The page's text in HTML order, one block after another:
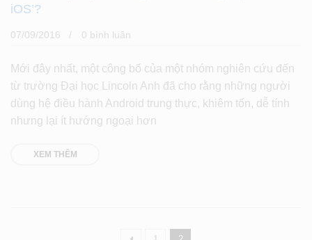
iOS’?
07/09/2016 0 bình luân
Mới đây nhất, một công bố của một nhóm nghiên cứu đến
từ trường Đại học Lincoln Anh đã cho rằng những người
dùng hệ điều hành Android trung thực, khiêm tốn, dễ tính
nhưng lại ít hướng ngoại hơn
XEM THÊM